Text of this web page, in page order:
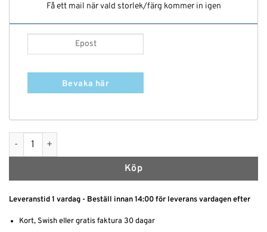
Få ett mail när vald storlek/färg kommer in igen
Bevaka här
Ormskinnsmönstrade stringtrosa mängd
Köp
Leveranstid 1 vardag - Beställ innan 14:00 för leverans vardagen efter
Kort, Swish eller gratis faktura 30 dagar